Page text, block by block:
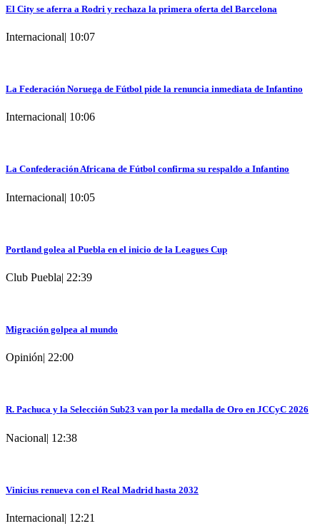
El City se aferra a Rodri y rechaza la primera oferta del Barcelona
Internacional| 10:07
La Federación Noruega de Fútbol pide la renuncia inmediata de Infantino
Internacional| 10:06
La Confederación Africana de Fútbol confirma su respaldo a Infantino
Internacional| 10:05
Portland golea al Puebla en el inicio de la Leagues Cup
Club Puebla| 22:39
Migración golpea al mundo
Opinión| 22:00
R. Pachuca y la Selección Sub23 van por la medalla de Oro en JCCyC 2026
Nacional| 12:38
Vinicius renueva con el Real Madrid hasta 2032
Internacional| 12:21